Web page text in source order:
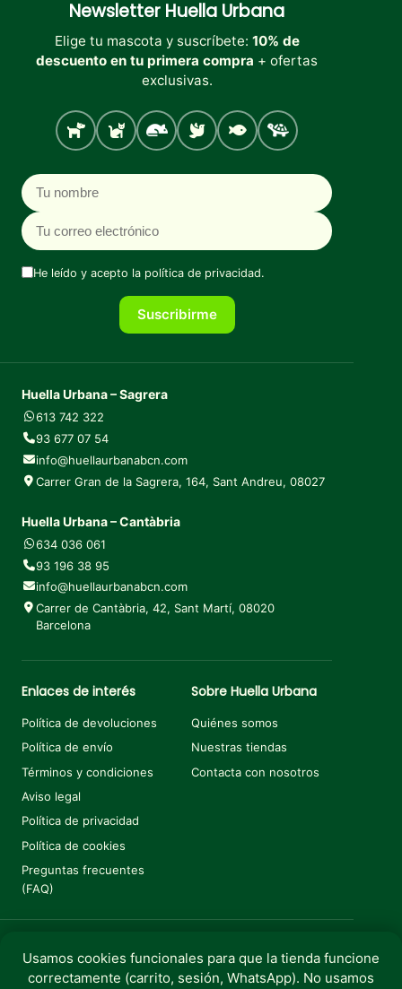
Newsletter Huella Urbana
Elige tu mascota y suscríbete: 10% de
descuento en tu primera compra + ofertas
exclusivas.
Perro Gato Roedores
Aves PecesTortugas
Nombre
Correo electrónico
He leído y acepto la política de privacidad.
Suscribirme
Huella Urbana – Sagrera
613 742 322
93 677 07 54
info@huellaurbanabcn.com
Carrer Gran de la Sagrera, 164, Sant Andreu, 08027
Huella Urbana – Cantàbria
634 036 061
93 196 38 95
info@huellaurbanabcn.com
Carrer de Cantàbria, 42, Sant Martí, 08020
Barcelona
Enlaces de interés
Política de devoluciones
Política de envío
Términos y condiciones
Aviso legal
Política de privacidad
Política de cookies
Preguntas frecuentes
(FAQ)
Sobre Huella Urbana
Quiénes somos
Nuestras tiendas
Contacta con nosotros
Copyright © 2025 Huella Urbana. Todos los derechos
Usamos cookies funcionales para que la tienda funcione
correctamente (carrito, sesión, WhatsApp). No usamos